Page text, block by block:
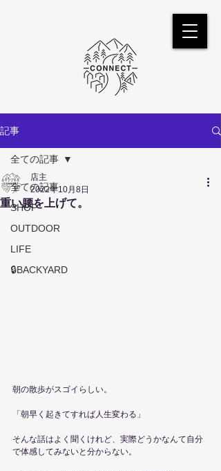
記事
全ての記事
SHOP
OUTDOOR
LIFE
🔒BACKYARD
全ての記事
重い腰を上げて。
店主
2022年10月8日
朝の散歩がスゴイらしい。
「朝早く起きてすれば人生変わる」
そんな話はよく聞くけれど、実際どうかなんて自分
で体感してみないと分からない。